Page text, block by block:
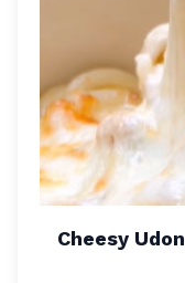
Cheesy Udon